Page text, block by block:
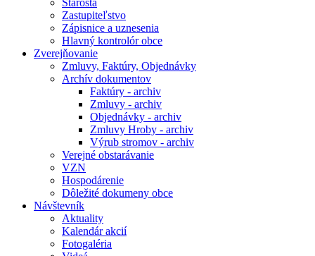
Starosta
Zastupiteľstvo
Zápisnice a uznesenia
Hlavný kontrolór obce
Zverejňovanie
Zmluvy, Faktúry, Objednávky
Archív dokumentov
Faktúry - archiv
Zmluvy - archiv
Objednávky - archiv
Zmluvy Hroby - archiv
Výrub stromov - archiv
Verejné obstarávanie
VZN
Hospodárenie
Dôležité dokumeny obce
Návštevník
Aktuality
Kalendár akcií
Fotogaléria